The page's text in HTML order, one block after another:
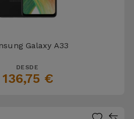
Galaxy A33
DESDE
136,75 €